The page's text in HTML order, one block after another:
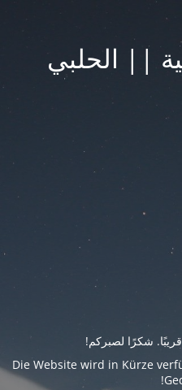
|| الحلبي
شكرًا لصبركم!
Die Website wird in Kürze